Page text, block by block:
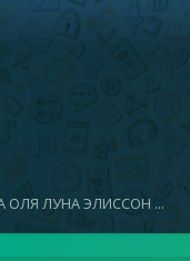
ОЛЯ ЛУНА ЭЛИССОН ...